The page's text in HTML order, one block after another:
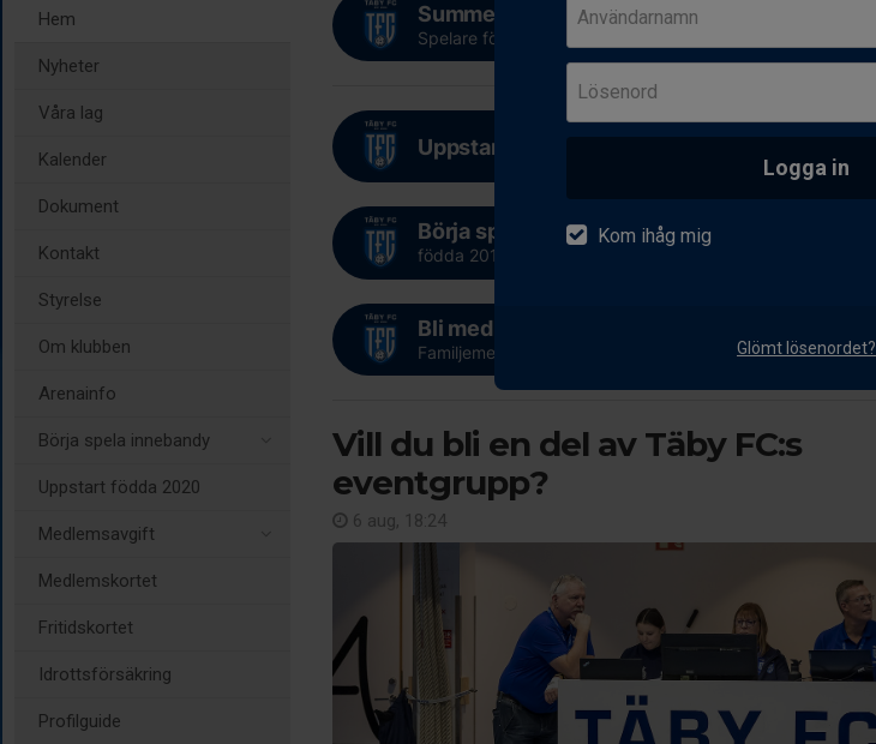
Användarnamn
Lösenord
Logga in
Kom ihåg mig
Glömt lösenordet?
Hem
Nyheter
Våra lag
Kalender
Dokument
Kontakt
Styrelse
Om klubben
Arenainfo
Börja spela innebandy
Uppstart födda 2020
Medlemsavgift
Medlemskortet
Fritidskortet
Idrottsförsäkring
Profilguide
Summer Camp 11-14 aug
Spelare födda 2016-2019
Uppstart för barn födda 2020
Börja spela innebandy
födda 2019 och tidigare
Bli medlem i Täby FC
Familjemedlemskap - nytt för säsongen!
Vill du bli en del av Täby FC:s
eventgrupp?
6 aug, 18:24